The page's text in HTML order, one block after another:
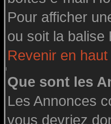
Pour afficher
ou soit la balise
Revenir en haut
Que sont les
Les Annonces
vous devriez